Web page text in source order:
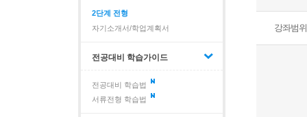
2단계 전형
자기소개서/학업계획서
전공대비 학습가이드
전공대비 학습법
서류전형 학습법
강좌범위